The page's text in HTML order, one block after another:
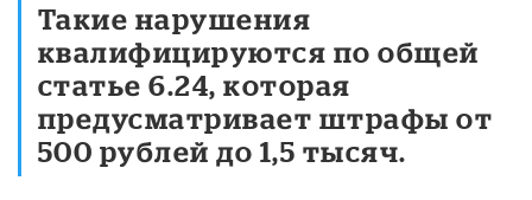
Такие нарушения
квалифицируются по общей
статье 6.24, которая
предусматривает штрафы от
500 рублей до 1,5 тысяч.